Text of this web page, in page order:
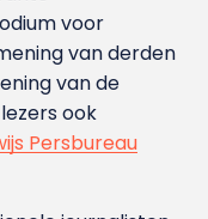
voor
van derden
van de
ook
Persbureau